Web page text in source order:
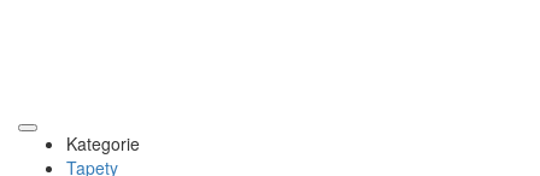
Kategorie
Tapety